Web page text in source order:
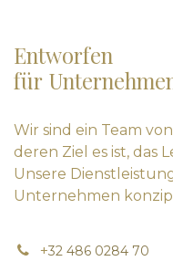
Entworfen
für
Wir sind ein Team
deren Ziel es ist, das
Unsere
Unternehmen
+32 486 0284 70